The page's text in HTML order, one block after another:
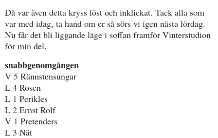
Då var även detta kryss löst och inklickat. Tack alla som
var med idag, ta hand om er så sörs vi igen nästa lördag.
Nu får det bli liggande läge i soffan framför Vinterstudion
för min del.
snabbgenomgången
V 5 Rännstensungar
L 4 Rosen
L 1 Perikles
L 2 Ernst Rolf
V 1 Pretenders
L 3 Nät